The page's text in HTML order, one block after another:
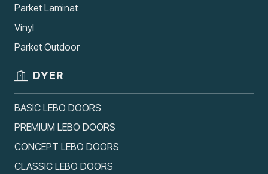
Parket Laminat
Vinyl
Parket Outdoor
DYER
BASIC LEBO DOORS
PREMIUM LEBO DOORS
CONCEPT LEBO DOORS
CLASSIC LEBO DOORS